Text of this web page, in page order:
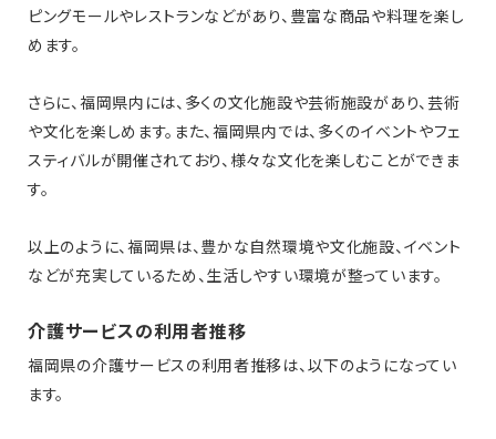
ピングモールやレストランなどがあり、豊富な商品や料理を楽し
めます。
さらに、福岡県内には、多くの文化施設や芸術施設があり、芸術
や文化を楽しめます。また、福岡県内では、多くのイベントやフェ
スティバルが開催されており、様々な文化を楽しむことができま
す。
以上のように、福岡県は、豊かな自然環境や文化施設、イベント
などが充実しているため、生活しやすい環境が整っています。
介護サービスの利用者推移
福岡県の介護サービスの利用者推移は、以下のようになってい
ます。